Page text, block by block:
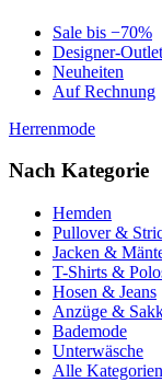
Sale bis −70%
Designer-Outlet
Neuheiten
Auf Rechnung
Herrenmode
Nach Kategorie
Hemden
Pullover &
Jacken &
T-Shirts &
Hosen & Jeans
Anzüge &
Bademode
Unterwäsche
Alle